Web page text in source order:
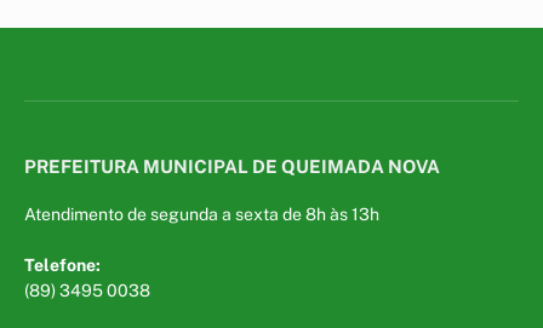
PREFEITURA MUNICIPAL DE QUEIMADA NOVA
Atendimento de segunda a sexta de 8h às 13h
Telefone:
(89) 3495 0038